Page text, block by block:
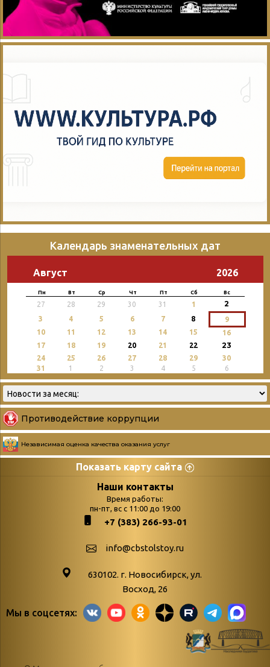
Календарь знаменательных дат
Август 2026
Пн Вт Ср Чт Пт Сб Вс
27 28 29 30 31 1 2
3 4 5 6 7 8
9
10
11 12 13 14 15
16
17
18 19 20 21 22 23
24 25 26 27 28 29
30
31
1 2 3 4 5 6
Противодействие коррупции
Независимая оценка качества оказания услуг
Показать карту сайта
Страницы
podvedenie-itogov-festivalya-
paskhalnaya-palitra
Библионочь – как ярмарка точь-в-
поступлений
Война. Народ.
живые»
«Мне всё
снятся
Наши контакты
Время работы:
пн-пт, вс с 11:00 до 19:00
+7 (383) 266-93-01
info@cbstolstoy.ru
630102. г. Новосибирск, ул.
Восход, 26
Мы в соцсетях: